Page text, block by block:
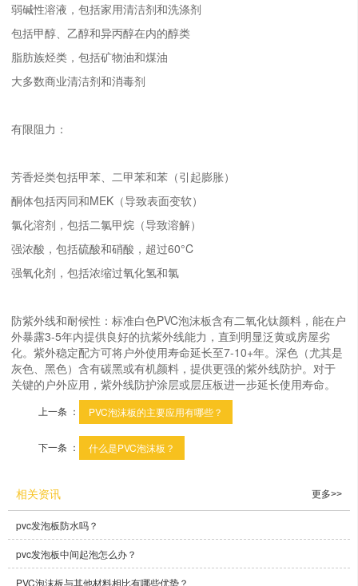
弱碱性溶液，包括家用清洁剂和洗涤剂
包括甲醇、乙醇和异丙醇在内的醇类
脂肪族烃类，包括矿物油和煤油
大多数商业清洁剂和消毒剂
有限阻力：
芳香烃类包括甲苯、二甲苯和苯（引起膨胀）
酮体包括丙同和MEK（导致表面变软）
氯化溶剂，包括二氯甲烷（导致溶解）
强浓酸，包括硫酸和硝酸，超过60°C
强氧化剂，包括浓缩过氧化氢和氯
防紫外线和耐候性：标准白色PVC泡沫板含有二氧化钛颜料，能在户
外暴露3-5年内提供良好的抗紫外线能力，直到明显泛黄或房屋劣
化。紫外稳定配方可将户外使用寿命延长至7-10+年。深色（尤其是
灰色、黑色）含有碳黑或有机颜料，提供更强的紫外线防护。对于
关键的户外应用，紫外线防护涂层或层压板进一步延长使用寿命。
上一条 ： PVC泡沫板的主要应用有哪些？
下一条 ： 什么是PVC泡沫板？
相关资讯 更多>>
pvc发泡板防水吗？
pvc发泡板中间起泡怎么办？
PVC泡沫板与其他材料相比有哪些优势？